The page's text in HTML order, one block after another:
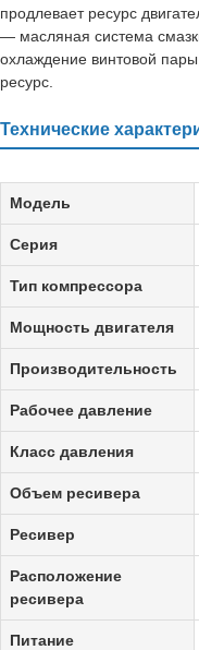
продлевает ресурс
— масляная система
охлаждение винтовой
ресурс.
Технические
Модель
Серия
Тип компрессора
Мощность двигателя
Производительность
Рабочее давление
Класс давления
Объем ресивера
Ресивер
Расположение
ресивера
Питание